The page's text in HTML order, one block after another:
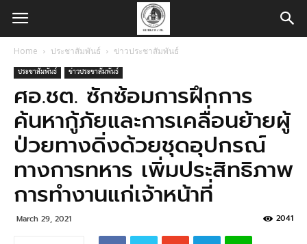
Home ประชาสัมพันธ์ ข่าวประชาสัมพันธ์
ประชาสัมพันธ์ ข่าวประชาสัมพันธ์
ศอ.ชต. ซักซ้อมการฝึกการ
ค้นหากู้ภัยและการเคลื่อนย้ายผู้
ป่วยทางดิ่งด้วยชุดอุปกรณ์
ทางการทหาร เพิ่มประสิทธิภาพ
การทำงานแก่เจ้าหน้าที่
March 29, 2021 2041